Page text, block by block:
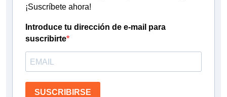
¡Suscríbete ahora!
Introduce tu dirección de e-mail para
suscribirte
SUSCRIBIRSE